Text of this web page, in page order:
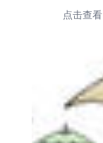
点击查看